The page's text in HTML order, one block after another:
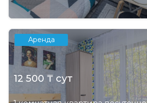
Аренда
12 500 ₸ сут